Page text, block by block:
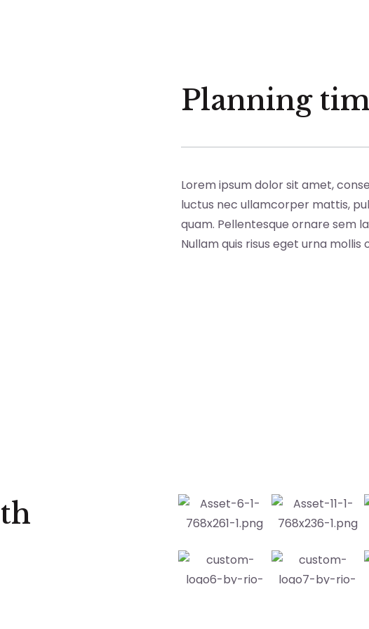
Planning
Lorem ipsum dolor sit amet,
luctus nec ullamcorper mattis,
quam. Pellentesque ornare sem
Nullam quis risus eget urna mollis